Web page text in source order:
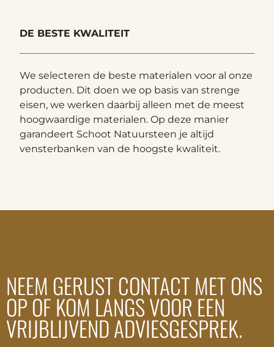
DE BESTE KWALITEIT
We selecteren de beste materialen voor al onze
producten. Dit doen we op basis van strenge
eisen, we werken daarbij alleen met de meest
hoogwaardige materialen. Op deze manier
garandeert Schoot Natuursteen je altijd
vensterbanken van de hoogste kwaliteit.
NEEM GERUST CONTACT MET ONS
OP OF KOM LANGS VOOR EEN
VRIJBLIJVEND ADVIESGESPREK.